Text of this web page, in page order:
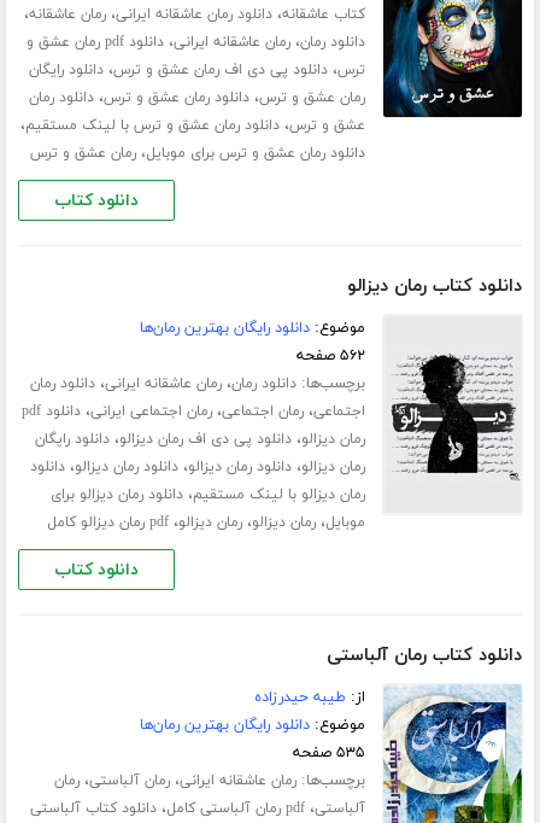
کتاب عاشقانه،دانلود رمان عاشقانه ایرانی،رمان عاشقانه،
دانلود رمان،رمان عاشقانه ایرانی،
دانلود pdf رمان عشق و
ترس،دانلود پی دی اف رمان عشق و ترس،دانلود رایگان
رمان عشق و ترس،دانلود رمان عشق و ترس،دانلود رمان
عشق و ترس،دانلود رمان عشق و ترس با لینک مستقیم،
دانلود رمان عشق و ترس برای موبایل،رمان عشق و ترس
دانلود کتاب
دانلود کتاب رمان دیزالو
موضوع:دانلود رایگان بهترین رمان‌ها
۵۶۲ صفحه
برچسب‌ها:دانلود رمان،رمان عاشقانه ایرانی،دانلود رمان
اجتماعی،رمان اجتماعی،رمان اجتماعی ایرانی،
دانلود pdf
رمان دیزالو،دانلود پی دی اف رمان دیزالو،دانلود رایگان
رمان دیزالو،دانلود رمان دیزالو،دانلود رمان دیزالو،دانلود
رمان دیزالو با لینک مستقیم،دانلود رمان دیزالو برای
موبایل،رمان دیزالو،رمان دیزالو،pdf رمان دیزالو کامل
دانلود کتاب
دانلود کتاب رمان آلباستی
از: طیبه حیدرزاده
موضوع:دانلود رایگان بهترین رمان‌ها
۵۳۵ صفحه
برچسب‌ها:رمان عاشقانه ایرانی،رمان آلباستی،رمان
آلباستی،pdf رمان آلباستی کامل ،دانلود کتاب آلباستی